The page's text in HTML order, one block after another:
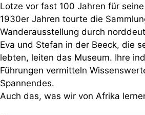
Lotze vor fast 100 Jahren für
1930er Jahren tourte die
Wanderausstellung durch
Eva und Stefan in der Beeck, die
lebten, leiten das Museum. Ihre
Führungen vermitteln
Spannendes.
Auch das, was wir von Afrika